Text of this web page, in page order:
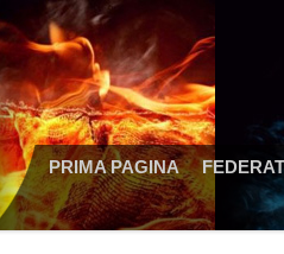
PRIMA PAGINA